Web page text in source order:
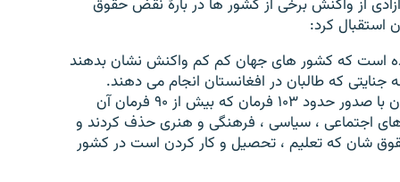
از واکنش برخی از کشور ها در بارۀ نقض حقوق
استقبال کرد:
است که کشور های جهان کم کم واکنش نشان بدهند
که طالبان در افغانستان انجام می دهند.
طالبان بعد از حاکمیت دوبارۀ شان در افغانستان با صدور حدود ۱۰۳ فرمان که بیش از ۹۰ فرمان آن
های اجتماعی ، سیاسی ، فرهنگی و هنری حذف کردند و
شان که تعلیم ، تحصیل و کار کردن است در کشور